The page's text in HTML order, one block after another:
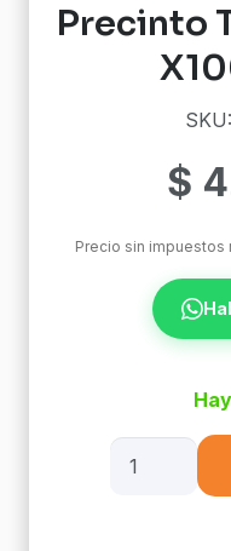
Precinto
$
Precio sin impuestos